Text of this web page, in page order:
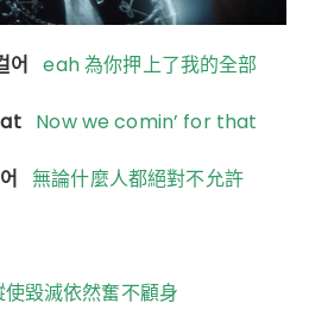
어eah 為你押上了我的全部
Now we comin’ for that
어無論什麼人都絕對不允許
使毀滅依然奮不顧身